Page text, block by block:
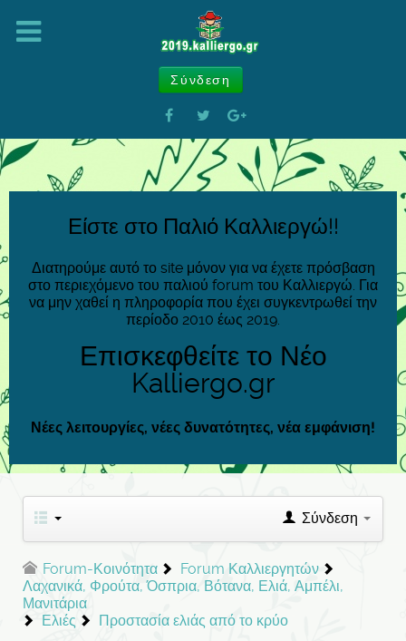
Σύνδεση
Είστε στο Παλιό Καλλιεργώ!!
Διατηρούμε αυτό το site μόνον για να έχετε πρόσβαση
στο περιεχόμενο του παλιού forum του Καλλιεργώ. Για
να μην χαθεί η πληροφορία που έχει συγκεντρωθεί την
περίοδο 2010 έως 2019.
Επισκεφθείτε το Νέο
Kalliergo.gr
Νέες λειτουργίες, νέες δυνατότητες, νέα εμφάνιση!
Σύνδεση
Forum-Κοινότητα
Forum Καλλιεργητών
Λαχανικά, Φρούτα, Όσπρια, Βότανα, Ελιά, Αμπέλι,
Μανιτάρια
Ελιές
Προστασία ελιάς από το κρύο